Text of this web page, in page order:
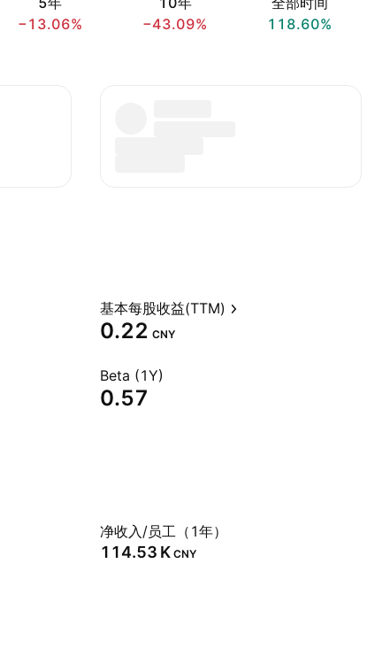
−13.06%
−43.09%
118.60%
基本每股收益(TTM)
0.22 CNY
Beta (1Y)
0.57
净收入/员工（1年）
‪114.53 K‬ CNY